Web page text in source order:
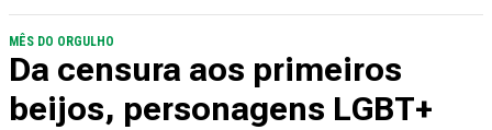
MÊS DO ORGULHO
Da censura aos primeiros
beijos, personagens LGBT+